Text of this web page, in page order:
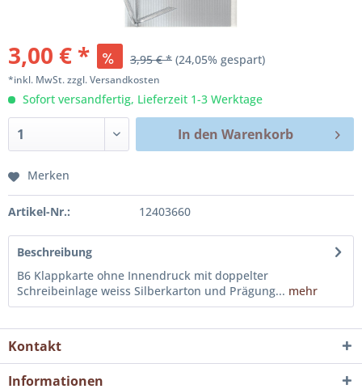
3,00 € * 3,95 € * (24,05% gespart)
*inkl. MwSt.zzgl. Versandkosten
Sofort versandfertig, Lieferzeit 1-3 Werktage
In den Warenkorb
Merken
Artikel-Nr.: 12403660
Beschreibung
B6 Klappkarte ohne Innendruck mit doppelter
Schreibeinlage weiss Silberkarton und Prägung... mehr
Kontakt
Informationen